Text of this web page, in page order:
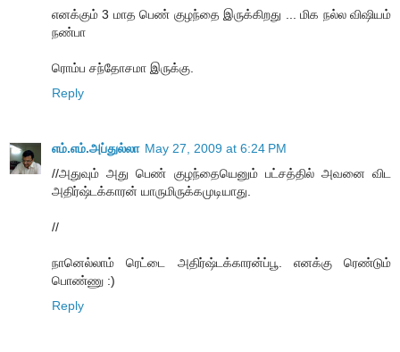
எனக்கும் 3 மாத பெண் குழந்தை இருக்கிறது ... மிக நல்ல விஷியம்
நண்பா
ரொம்ப சந்தோசமா இருக்கு.
Reply
எம்.எம்.அப்துல்லா May 27, 2009 at 6:24 PM
//அதுவும் அது பெண் குழந்தையெனும் பட்சத்தில் அவனை விட
அதிர்ஷ்டக்காரன் யாருமிருக்கமுடியாது.
//
நானெல்லாம் ரெட்டை அதிர்ஷ்டக்காரன்ப்பூ. எனக்கு ரெண்டும்
பொண்ணு :)
Reply